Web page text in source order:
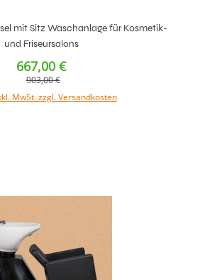
mit Sitz Waschanlage für Kosmetik-
und Friseursalons
667,00 €
903,00 €
MwSt. zzgl. Versandkosten